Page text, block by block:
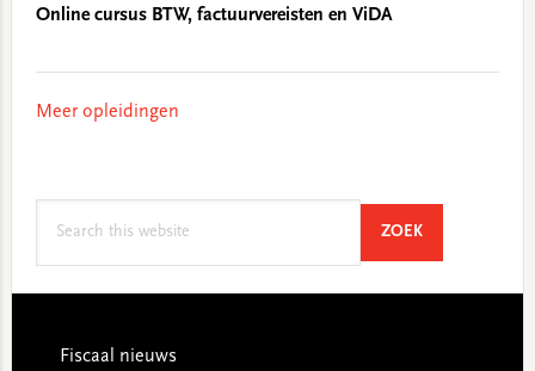
Online cursus BTW, factuurvereisten en ViDA
Meer opleidingen
ZOEKSEARCH
Footer
Fiscaal nieuws